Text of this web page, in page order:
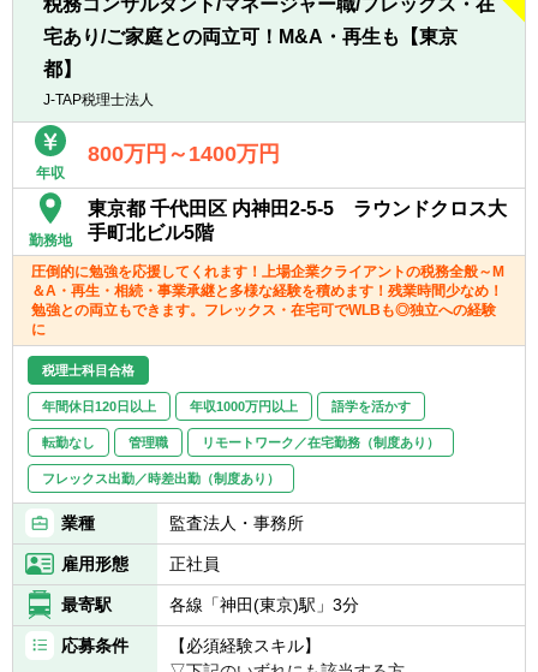
・大手・上場企業の税務を経験することがで
きます。
税務コンサルタント/マネージャー職/フレックス・在
宅あり/ご家庭との両立可！M&A・再生も【東京
都】
J-TAP税理士法人
年収
800万円～1400万円
勤務地
東京都 千代田区 内神田2-5-5 ラウンドクロス大
手町北ビル5階
圧倒的に勉強を応援してくれます！上場企業クライアントの税務全般～M
＆A・再生・相続・事業承継と多様な経験を積めます！残業時間少なめ！
勉強との両立もできます。フレックス・在宅可でWLBも◎独立への経験
に
税理士科目合格
年間休日120日以上 年収1000万円以上 語学を活かす
転勤なし 管理職 リモートワーク／在宅勤務（制度あり）
フレックス出勤／時差出勤（制度あり）
業種 監査法人・事務所
雇用形態 正社員
最寄駅 各線「神田(東京)駅」3分
応募条件
【必須経験スキル】